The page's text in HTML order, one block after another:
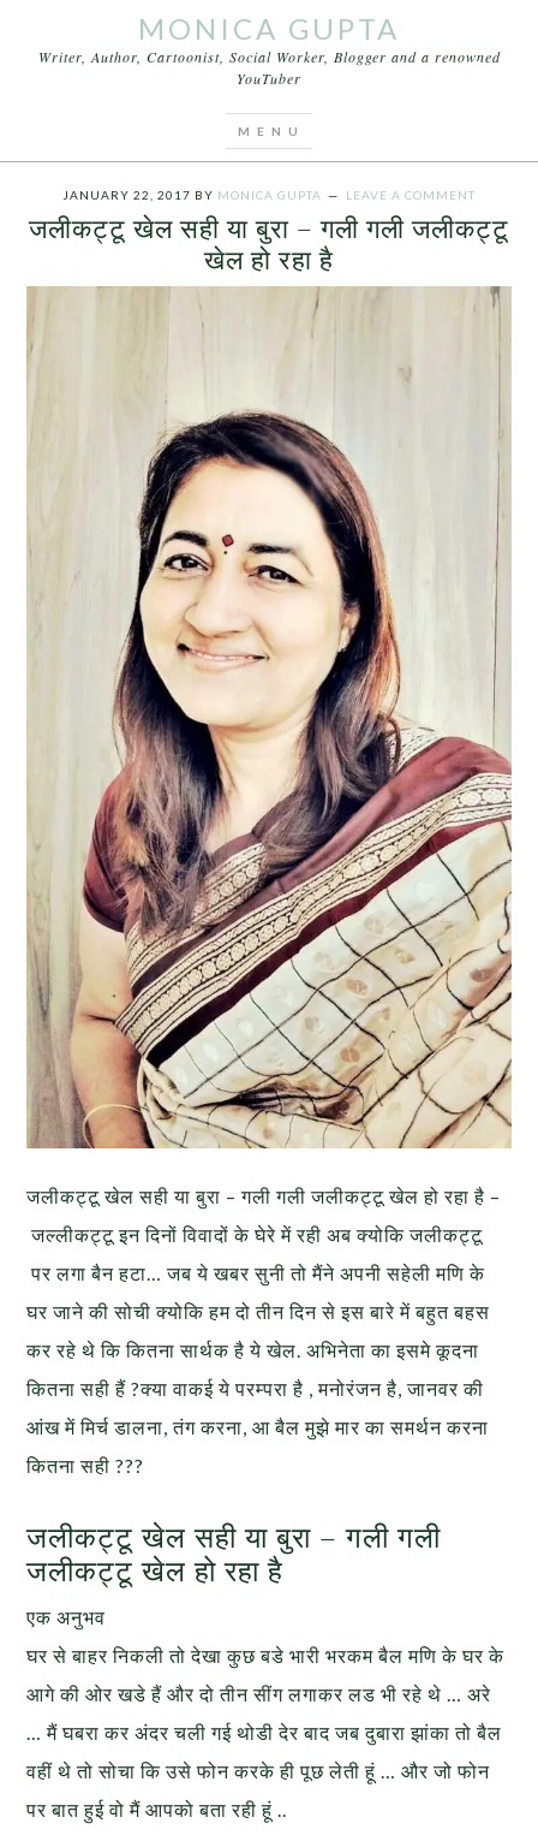
MONICA GUPTA
Writer, Author, Cartoonist, Social Worker, Blogger and a renowned
YouTuber
JANUARY 22, 2017 BY MONICA GUPTA LEAVE A COMMENT
जलीकट्टू खेल सही या बुरा – गली गली जलीकट्टू
खेल हो रहा है
जलीकट्टू खेल सही या बुरा – गली गली जलीकट्टू खेल हो रहा है –
जल्लीकट्टू इन दिनों विवादों के घेरे में रही अब क्योकि जलीकट्टू
पर लगा बैन हटा… जब ये खबर सुनी तो मैंने अपनी सहेली मणि के
घर जाने की सोची क्योकि हम दो तीन दिन से इस बारे में बहुत बहस
कर रहे थे कि कितना सार्थक है ये खेल. अभिनेता का इसमे कूदना
कितना सही हैं ?क्या वाकई ये परम्परा है , मनोरंजन है, जानवर की
आंख में मिर्च डालना, तंग करना, आ बैल मुझे मार का समर्थन करना
कितना सही ???
जलीकट्टू खेल सही या बुरा – गली गली
जलीकट्टू खेल हो रहा है
एक अनुभव
घर से बाहर निकली तो देखा कुछ बडे भारी भरकम बैल मणि के घर के
आगे की ओर खडे हैं और दो तीन सींग लगाकर लड भी रहे थे … अरे
… मैं घबरा कर अंदर चली गई थोडी देर बाद जब दुबारा झांका तो बैल
वहीं थे तो सोचा कि उसे फोन करके ही पूछ लेती हूं … और जो फोन
पर बात हुई वो मैं आपको बता रही हूं ..